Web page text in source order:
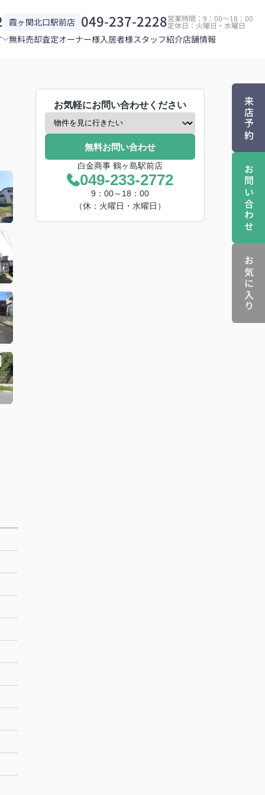
霞ヶ関北口駅前店 049-237-2228営業時間：9：00～18：00
定休日：火曜日・水曜日
無料売却査定オーナー様入居者様スタッフ紹介店舗情報
来店予約
お問い合わせ
お気に入り
お気軽にお問い合わせください
無料お問い合わせ
白金商事 鶴ヶ島駅前店
049-233-2772
9：00～18：00
（休：火曜日・水曜日）